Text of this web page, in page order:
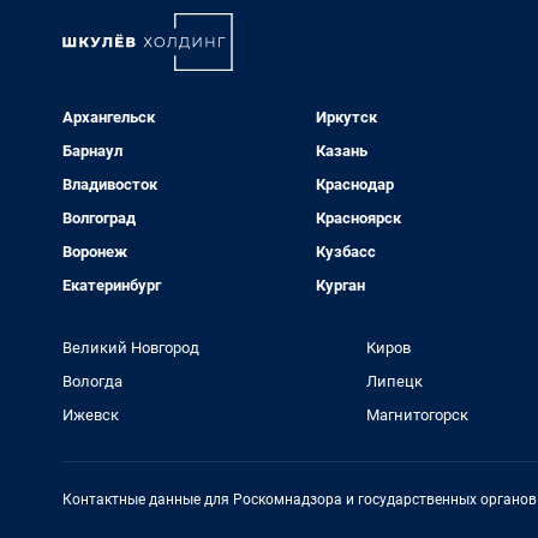
Архангельск
Барнаул
Владивосток
Волгоград
Воронеж
Екатеринбург
Иркутск
Казань
Краснодар
Красноярск
Кузбасс
Курган
Великий Новгород
Вологда
Ижевск
Киров
Липецк
Магнитогорск
Контактные данные для Роскомнадзора и государственных органов